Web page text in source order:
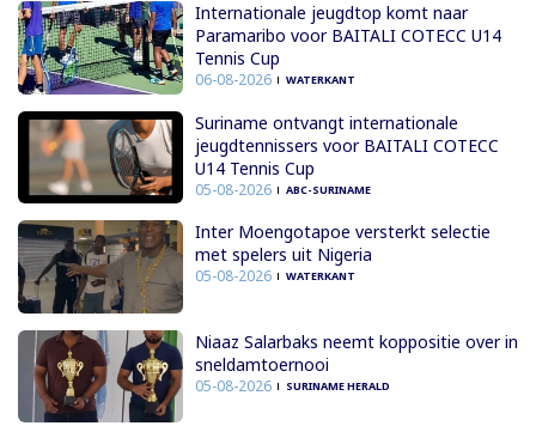
Internationale jeugdtop komt naar
Paramaribo voor BAITALI COTECC U14
Tennis Cup
06-08-2026 WATERKANT
Suriname ontvangt internationale
jeugdtennissers voor BAITALI COTECC
U14 Tennis Cup
05-08-2026 ABC-SURINAME
Inter Moengotapoe versterkt selectie
met spelers uit Nigeria
05-08-2026 WATERKANT
Niaaz Salarbaks neemt koppositie over in
sneldamtoernooi
05-08-2026 SURINAME HERALD